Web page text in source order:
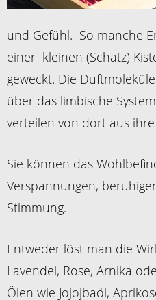
und Gefühl. So manche
einer kleinen (Schatz)
geweckt. Die
über das limbische
verteilen von dort aus
Sie können das
Verspannungen,
Stimmung.
Entweder löst man die
Lavendel, Rose, Arnika
Ölen wie Jojojbaöl,